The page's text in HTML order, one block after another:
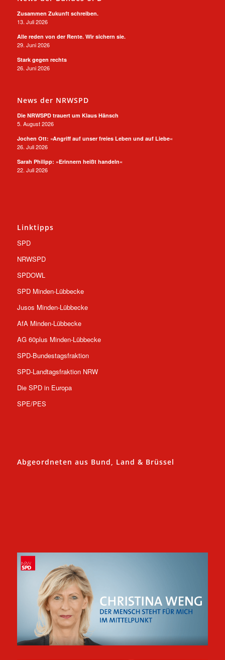
Zusammen Zukunft schreiben.
13. Juli 2026
Alle reden von der Rente. Wir sichern sie.
29. Juni 2026
Stark gegen rechts
26. Juni 2026
News der NRWSPD
Die NRWSPD trauert um Klaus Hänsch
5. August 2026
Jochen Ott: »Angriff auf unser freies Leben und auf Liebe«
26. Juli 2026
Sarah Philipp: »Erinnern heißt handeln«
22. Juli 2026
Linktipps
SPD
NRWSPD
SPDOWL
SPD Minden-Lübbecke
Jusos Minden-Lübbecke
AfA Minden-Lübbecke
AG 60plus Minden-Lübbecke
SPD-Bundestagsfraktion
SPD-Landtagsfraktion NRW
Die SPD in Europa
SPE/PES
Abgeordneten aus Bund, Land & Brüssel